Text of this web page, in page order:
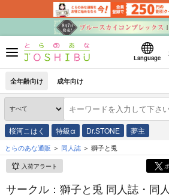
Language
全年齢向け 成年向け
桜河こはく 特級α Dr.STONE 夢主
とらのあな通販 同人誌 獅子と兎
入荷アラート
サークル：獅子と兎 同人誌・同